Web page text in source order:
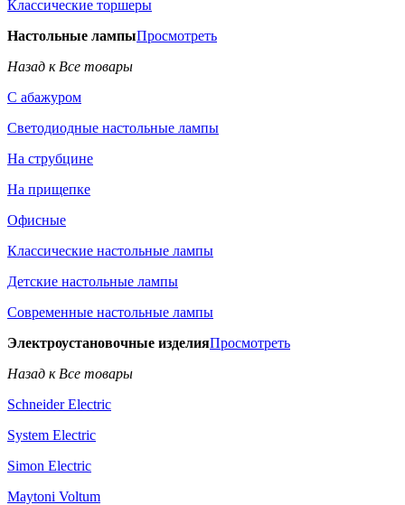
Классические торшеры
Настольные лампыПросмотреть
Назад к Все товары
С абажуром
Светодиодные настольные лампы
На струбцине
На прищепке
Офисные
Классические настольные лампы
Детские настольные лампы
Современные настольные лампы
Электроустановочные изделияПросмотреть
Назад к Все товары
Schneider Electric
System Electric
Simon Electric
Maytoni Voltum